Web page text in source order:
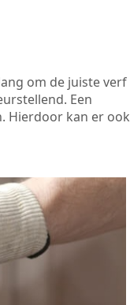
om de juiste verf
Een
Hierdoor kan er ook